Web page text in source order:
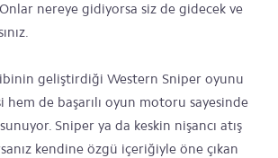
nereye gidiyorsa siz de gidecek ve
geliştirdiği Western Sniper oyunu
hem de başarılı oyun motoru sayesinde
Sniper ya da keskin nişancı atış
kendine özgü içeriğiyle öne çıkan